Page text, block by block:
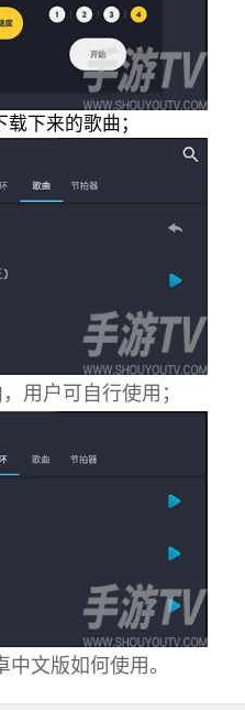
下来的歌曲；
用户可自行使用；
文版如何使用。